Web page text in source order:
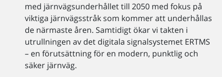
med järnvägsunderhållet till 2050 med fokus på
viktiga järnvägsstråk som kommer att underhållas
de närmaste åren. Samtidigt ökar vi takten i
utrullningen av det digitala signalsystemet ERTMS
– en förutsättning för en modern, punktlig och
säker järnväg.